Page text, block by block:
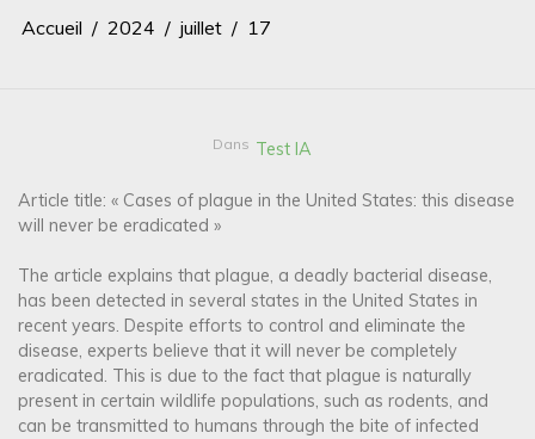
Accueil 2024 juillet 17
Dans Test IA
Article title: « Cases of plague in the United States: this disease
will never be eradicated »
The article explains that plague, a deadly bacterial disease,
has been detected in several states in the United States in
recent years. Despite efforts to control and eliminate the
disease, experts believe that it will never be completely
eradicated. This is due to the fact that plague is naturally
present in certain wildlife populations, such as rodents, and
can be transmitted to humans through the bite of infected